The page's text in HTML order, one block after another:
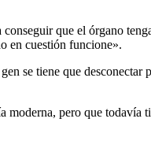
que el órgano
en cuestión funcione».
se tiene que desconectar
moderna, pero que todaví­a